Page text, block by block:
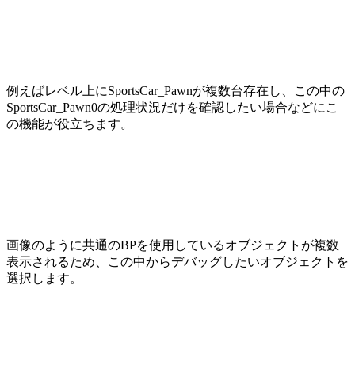
例えばレベル上にSportsCar_Pawnが複数台存在し、この中の
SportsCar_Pawn0の処理状況だけを確認したい場合などにこ
の機能が役立ちます。
画像のように共通のBPを使用しているオブジェクトが複数
表示されるため、この中からデバッグしたいオブジェクトを
選択します。